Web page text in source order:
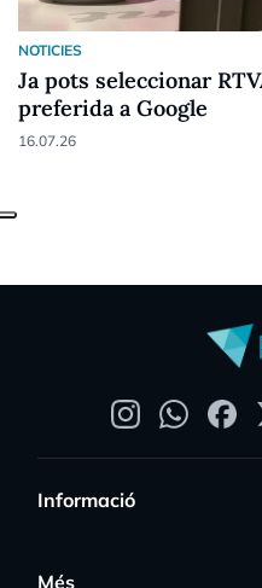
NOTICIES
Ja pots seleccionar
preferida a Google
16.07.26
Informació
Més